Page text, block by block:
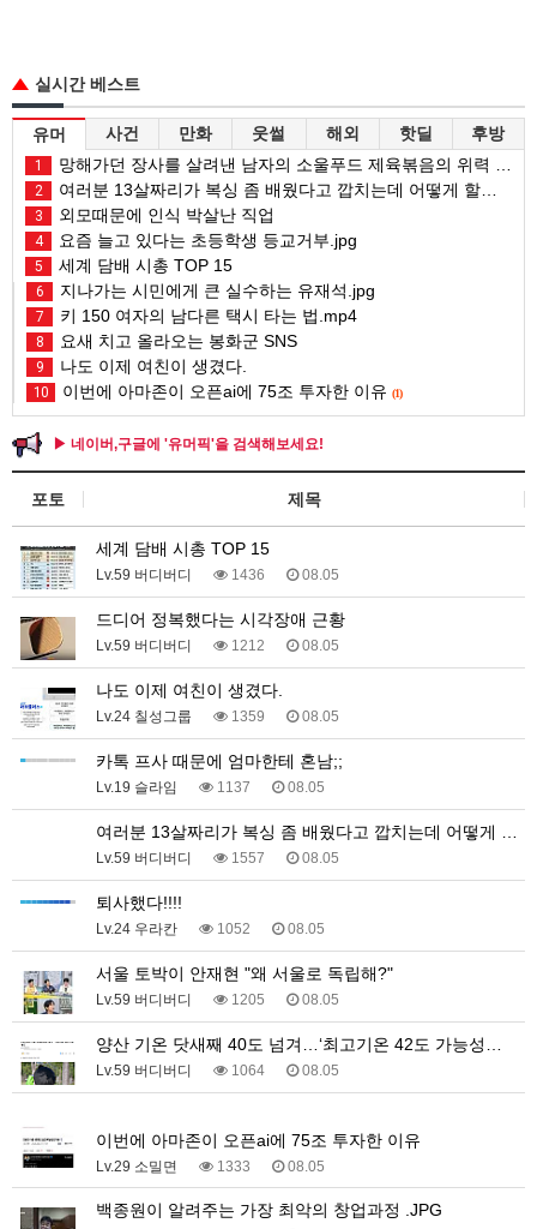
실시간 베스트
유머 사건 만화 웃썰 해외 핫딜 후방
1 망해가던 장사를 살려낸 남자의 소울푸드 제육볶음의 위력 ㅋㅋ
2 여러분 13살짜리가 복싱 좀 배웠다고 깝치는데 어떻게 할까요?
3 외모때문에 인식 박살난 직업
4 요즘 늘고 있다는 초등학생 등교거부.jpg
5 세계 담배 시총 TOP 15
6 지나가는 시민에게 큰 실수하는 유재석.jpg
7 키 150 여자의 남다른 택시 타는 법.mp4
8 요새 치고 올라오는 봉화군 SNS
9 나도 이제 여친이 생겼다.
10 이번에 아마존이 오픈ai에 75조 투자한 이유 (1)
▶ 네이버,구글에 '유머픽'을 검색해보세요!
포토 제목
세계 담배 시총 TOP 15
Lv.59 버디버디 1436 08.05
드디어 정복했다는 시각장애 근황
Lv.59 버디버디 1212 08.05
나도 이제 여친이 생겼다.
Lv.24 칠성그룹 1359 08.05
카톡 프사 때문에 엄마한테 혼남;;
Lv.19 슬라임 1137 08.05
여러분 13살짜리가 복싱 좀 배웠다고 깝치는데 어떻게 …
Lv.59 버디버디 1557 08.05
퇴사했다!!!!
Lv.24 우라칸 1052 08.05
서울 토박이 안재현 "왜 서울로 독립해?"
Lv.59 버디버디 1205 08.05
양산 기온 닷새째 40도 넘겨…‘최고기온 42도 가능성…
Lv.59 버디버디 1064 08.05
이번에 아마존이 오픈ai에 75조 투자한 이유
Lv.29 소밀면 1333 08.05
백종원이 알려주는 가장 최악의 창업과정 .JPG